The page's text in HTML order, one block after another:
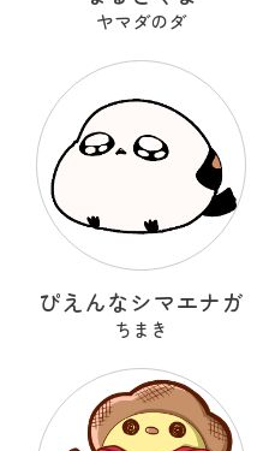
ヤマダのダ
ぴえんなシマエナガ
ちまき